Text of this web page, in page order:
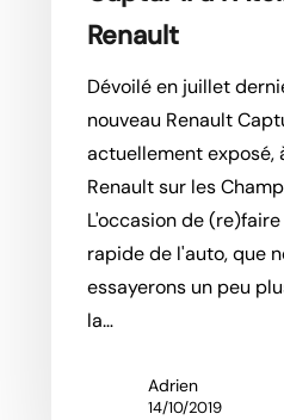
Renault
Dévoilé en juillet
nouveau Renault
actuellement exposé,
Renault sur les
L'occasion de
rapide de l'auto, que
essayerons un peu
la…
Adrien
14/10/2019